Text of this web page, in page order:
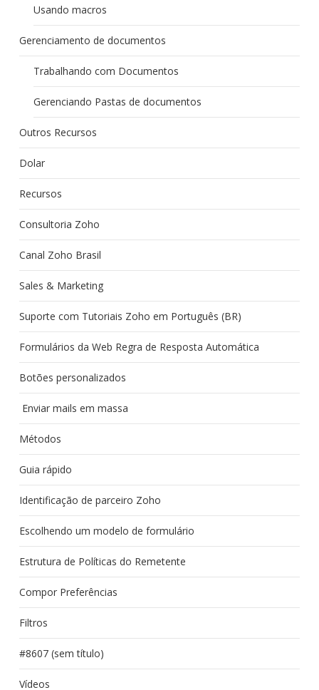
Usando macros
Gerenciamento de documentos
Trabalhando com Documentos
Gerenciando Pastas de documentos
Outros Recursos
Dolar
Recursos
Consultoria Zoho
Canal Zoho Brasil
Sales & Marketing
Suporte com Tutoriais Zoho em Português (BR)
Formulários da Web Regra de Resposta Automática
Botões personalizados
Enviar mails em massa
Métodos
Guia rápido
Identificação de parceiro Zoho
Escolhendo um modelo de formulário
Estrutura de Políticas do Remetente
Compor Preferências
Filtros
#8607 (sem título)
Vídeos